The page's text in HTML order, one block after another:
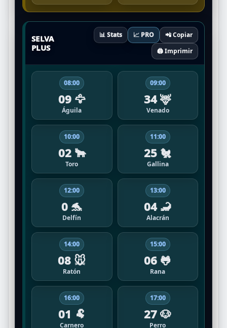
SELVA
PLUS
📊 Stats 📈 PRO
📲 Copiar
🖨️ Imprimir
08:00
09 🦅
Águila
09:00
34 🦌
Venado
10:00
02 🐂
Toro
11:00
25 🐔
Gallina
12:00
0 🐬
Delfín
13:00
04 🦂
Alacrán
14:00
08 🐭
Ratón
15:00
06 🐸
Rana
16:00
01 🐏
Carnero
17:00
27 🐶
Perro